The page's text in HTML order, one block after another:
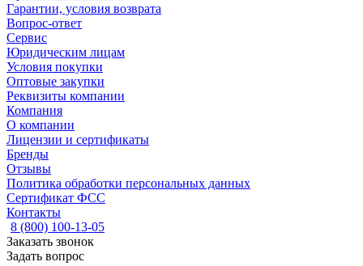
Гарантии, условия возврата
Вопрос-ответ
Сервис
Юридическим лицам
Условия покупки
Оптовые закупки
Реквизиты компании
Компания
О компании
Лицензии и сертификаты
Бренды
Отзывы
Политика обработки персональных данных
Сертификат ФСС
Контакты
8 (800) 100-13-05
Заказать звонок
Задать вопрос